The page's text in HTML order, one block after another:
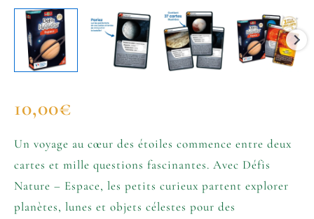
10,00€
Un voyage au cœur des étoiles commence entre deux
cartes et mille questions fascinantes. Avec Défis
Nature – Espace, les petits curieux partent explorer
planètes, lunes et objets célestes pour des